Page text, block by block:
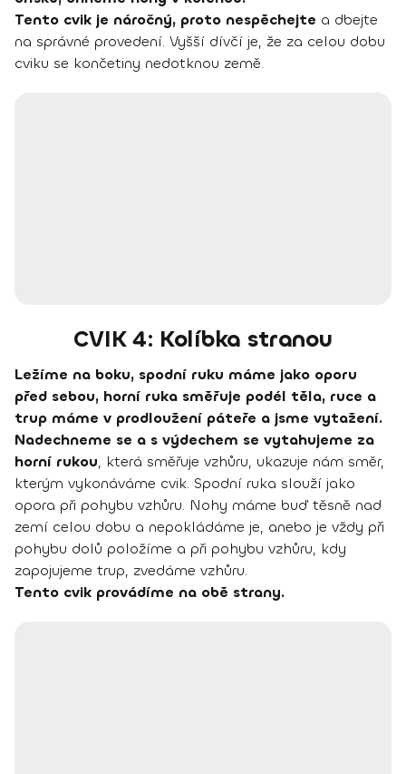
Tento cvik je náročný, proto nespěchejte a dbejte
na správné provedení. Vyšší dívčí je, že za celou dobu
cviku se končetiny nedotknou země.
CVIK 4: Kolíbka stranou
Ležíme na boku, spodní ruku máme jako oporu
před sebou, horní ruka směřuje podél těla, ruce a
trup máme v prodloužení páteře a jsme vytažení.
Nadechneme se a s výdechem se vytahujeme za
horní rukou, která směřuje vzhůru, ukazuje nám směr,
kterým vykonáváme cvik. Spodní ruka slouží jako
opora při pohybu vzhůru. Nohy máme buď těsně nad
zemí celou dobu a nepokládáme je, anebo je vždy při
pohybu dolů položíme a při pohybu vzhůru, kdy
zapojujeme trup, zvedáme vzhůru.
Tento cvik provádíme na obě strany.